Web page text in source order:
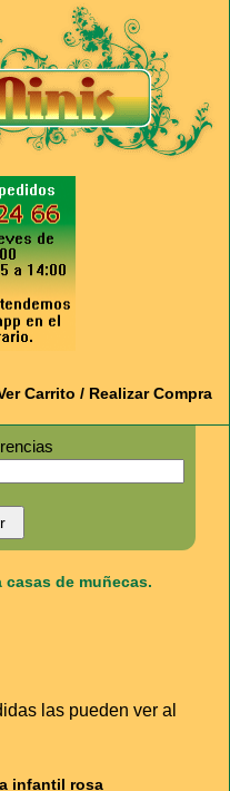
Carrito / Realizar Compra
casas de muñecas.
las pueden ver al
infantil rosa